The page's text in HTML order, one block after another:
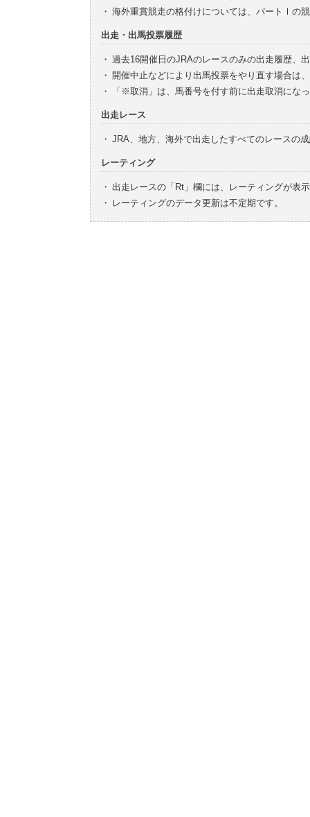
・ 海外重賞競走の格付けについては、パートⅠの
出走・出馬投票履歴
・ 過去16開催日のJRAのレースのみの出走履歴、
・ 開催中止などにより出馬投票をやり直す場合は
・
「※取消」は、馬番号を付す前に出走取消にな
出走レース
・ JRA、地方、海外で出走したすべてのレースの
レーティング
・ 出走レースの「Rt」欄には、レーティングが表
・
レーティングのデータ更新は不定期です。